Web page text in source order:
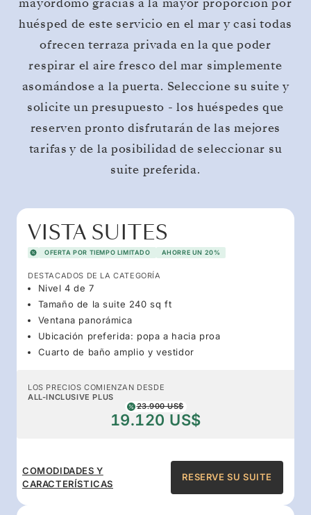
huésped de este servicio en el mar y casi todas
ofrecen terraza privada en la que poder
respirar el aire fresco del mar simplemente
asomándose a la puerta. Seleccione su suite y
solicite un presupuesto - los huéspedes que
reserven pronto disfrutarán de las mejores
tarifas y de la posibilidad de seleccionar su
suite preferida.
VISTA SUITES
OFERTA POR TIEMPO LIMITADO AHORRE UN 20%
DESTACADOS DE LA CATEGORÍA
Nivel 4 de 7
Tamaño de la suite 240 sq ft
Ventana panorámica
Ubicación preferida: popa a hacia proa
Cuarto de baño amplio y vestidor
LOS PRECIOS COMIENZAN DESDE
ALL-INCLUSIVE PLUS
23.900 US$
19.120 US$
COMODIDADES Y
CARACTERÍSTICAS
RESERVE SU SUITE